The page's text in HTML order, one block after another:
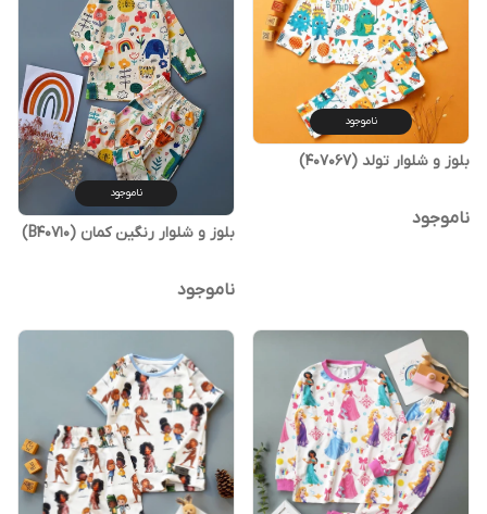
ناموجود
بلوز و شلوار تولد (407067)
ناموجود
ناموجود
بلوز و شلوار رنگین کمان (B40710)
ناموجود